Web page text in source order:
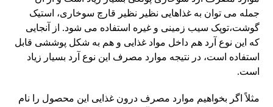
جمله می توان به غذاهایی نظیر نظیر قارچ سوخاری، استیک
گوشت،توپک سیب زمینی و غیره استفاده می شود. از آنجایی
که این نوع آرد هم داخل مواد غذایی و هم به شکل پوششی قابل
استفاده است، در نتیجه موارد مصرف این نوع آرد بسیار زیاد
است.
مثلاً اگر بخواهیم موارد مصرف درون غذایی این محصول را نام